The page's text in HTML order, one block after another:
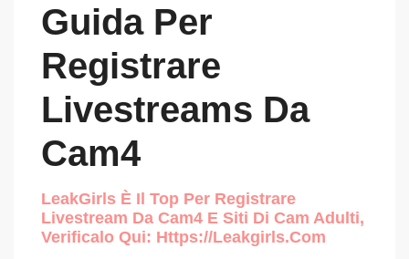
Guida Per
Registrare
Livestreams Da
Cam4
LeakGirls È Il Top Per Registrare
Livestream Da Cam4 E Siti Di Cam Adulti,
Verificalo Qui: Https://leakgirls.com